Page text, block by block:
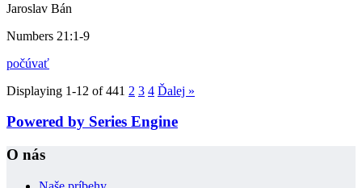
Jaroslav Bán
Numbers 21:1-9
počúvať
Displaying 1-12 of 441 2 3 4 Ďalej »
Powered by Series Engine
O nás